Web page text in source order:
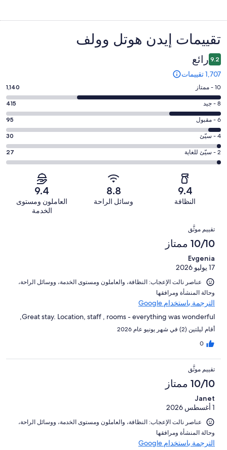
التقييمات
تقييمات ⁦إيدن هوتل وولف⁩
9.2 رائع
1,707 تقييمات
درجة
التصنيف
10
-
ممتاز.
1140
من
أصل
10 - ممتاز 1,140
درجة
التصنيف
8
-
جيد.
415
8 - جيد 415
درجة
التصنيف
6
-
مقبول.
تقييمات
النزلاء
6 - مقبول 95
درجة
التصنيف
4
من
تقييمات
النزلاء
4 - سيّئ 30
درجة
التصنيف
من
أصل
1707
من
تقييمات
النزلاء
2 - سيّئ للغاية 27
9.4
النظافة
8.8
وسائل الراحة
9.4
العاملون ومستوى
الخدمة
التقييمات
تقييم موثَّق
10/10 ممتاز
Evgenia
17 يوليو 2026
عناصر نالت الإعجاب: ⁦النظافة⁩، و⁦العاملون ومستوى الخدمة⁩، و⁦وسائل الراحة⁩،
و⁦حالة المنشأة ومرافقها⁩
الترجمة باستخدام Google
Great stay. Location, staff , rooms - everything was wonderful,
أقام ليلتين (2) في شهر يونيو عام 2026
0
تقييم موثَّق
10/10 ممتاز
Janet
1 أغسطس 2026
عناصر نالت الإعجاب: ⁦النظافة⁩، و⁦العاملون ومستوى الخدمة⁩، و⁦وسائل الراحة⁩،
و⁦حالة المنشأة ومرافقها⁩
الترجمة باستخدام Google